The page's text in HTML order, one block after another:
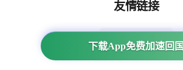
下载App免费加速回国
友情链接
海外回国加速器